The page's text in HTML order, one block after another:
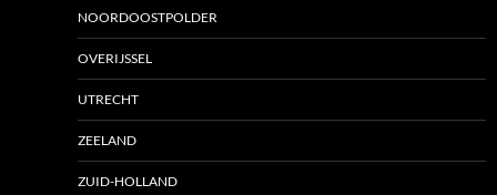
NOORDOOSTPOLDER
OVERIJSSEL
UTRECHT
ZEELAND
ZUID-HOLLAND